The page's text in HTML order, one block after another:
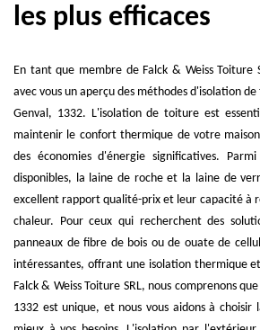
les plus efficaces
En tant que membre de Falck & Weiss Toiture
avec vous un aperçu des méthodes d'isolation
Genval, 1332. L'isolation de toiture est
maintenir le confort thermique de votre
des économies d'énergie significatives.
disponibles, la laine de roche et la laine de
excellent rapport qualité-prix et leur capacité à
chaleur. Pour ceux qui recherchent des
panneaux de fibre de bois ou de ouate de
intéressantes, offrant une isolation thermique
Falck & Weiss Toiture SRL, nous comprenons
1332 est unique, et nous vous aidons à choisir